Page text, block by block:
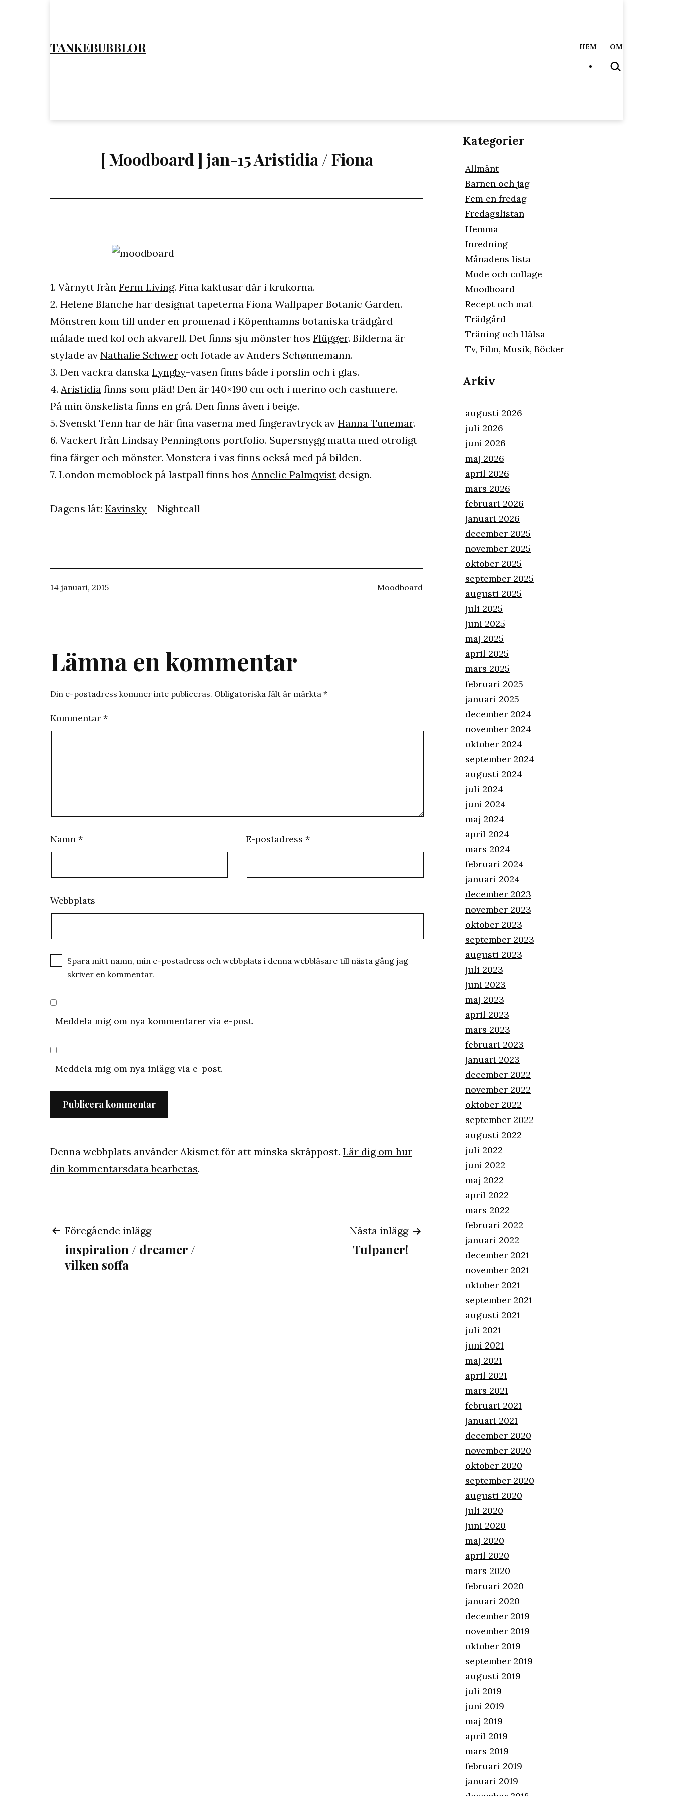
TANKEBUBBLOR HEM OM
SÖK
…
[ Moodboard ] jan-15 Aristidia / Fiona
1. Vårnytt från Ferm Living. Fina kaktusar där i krukorna.
2. Helene Blanche har designat tapeterna Fiona Wallpaper Botanic Garden.
Mönstren kom till under en promenad i Köpenhamns botaniska trädgård
målade med kol och akvarell. Det finns sju mönster hos Flügger. Bilderna är
stylade av Nathalie Schwer och fotade av Anders Schønnemann.
3. Den vackra danska Lyngby-vasen finns både i porslin och i glas.
4. Aristidia finns som pläd! Den är 140×190 cm och i merino och cashmere.
På min önskelista finns en grå. Den finns även i beige.
5. Svenskt Tenn har de här fina vaserna med fingeravtryck av Hanna Tunemar.
6. Vackert från Lindsay Penningtons portfolio. Supersnygg matta med otroligt
fina färger och mönster. Monstera i vas finns också med på bilden.
7. London memoblock på lastpall finns hos Annelie Palmqvist design.
Dagens låt: Kavinsky – Nightcall
Publicerat
14 januari, 2015
Kategoriserat
Moodboard
Lämna en kommentar
Din e-postadress kommer inte publiceras. Obligatoriska fält är märkta *
Kommentar *
Namn * E-postadress *
Webbplats
Spara mitt namn, min e-postadress och webbplats i denna webbläsare till nästa gång jag
skriver en kommentar.
Meddela mig om nya kommentarer via e-post.
Meddela mig om nya inlägg via e-post.
Denna webbplats använder Akismet för att minska skräppost. Lär dig om hur
din kommentarsdata bearbetas.
Inläggsnavigering
Föregående inlägg
inspiration / dreamer /
vilken soffa
Nästa inlägg
Tulpaner!
Kategorier
Allmänt
Barnen och jag
Fem en fredag
Fredagslistan
Hemma
Inredning
Månadens lista
Mode och collage
Moodboard
Recept och mat
Trädgård
Träning och Hälsa
Tv, Film, Musik, Böcker
Arkiv
augusti 2026
juli 2026
juni 2026
maj 2026
april 2026
mars 2026
februari 2026
januari 2026
december 2025
november 2025
oktober 2025
september 2025
augusti 2025
juli 2025
juni 2025
maj 2025
april 2025
mars 2025
februari 2025
januari 2025
december 2024
november 2024
oktober 2024
september 2024
augusti 2024
juli 2024
juni 2024
maj 2024
april 2024
mars 2024
februari 2024
januari 2024
december 2023
november 2023
oktober 2023
september 2023
augusti 2023
juli 2023
juni 2023
maj 2023
april 2023
mars 2023
februari 2023
januari 2023
december 2022
november 2022
oktober 2022
september 2022
augusti 2022
juli 2022
juni 2022
maj 2022
april 2022
mars 2022
februari 2022
januari 2022
december 2021
november 2021
oktober 2021
september 2021
augusti 2021
juli 2021
juni 2021
maj 2021
april 2021
mars 2021
februari 2021
januari 2021
december 2020
november 2020
oktober 2020
september 2020
augusti 2020
juli 2020
juni 2020
maj 2020
april 2020
mars 2020
februari 2020
januari 2020
december 2019
november 2019
oktober 2019
september 2019
augusti 2019
juli 2019
juni 2019
maj 2019
april 2019
mars 2019
februari 2019
januari 2019